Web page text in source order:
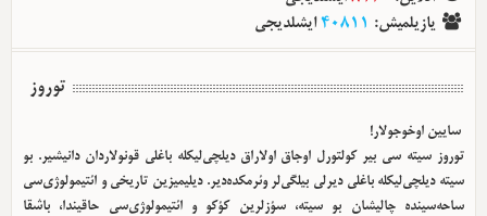
یازیلمیش:
40811ایشلدیجی
توروز
سایین اوخوجولار!
توروز سیته سی بیر کولتورل اوجاق اولا‌راق دیلچی‌لیکله باغلی قونولاردان دانیشیر. بو
سیته دیلچی‌لیکله باغلی دیرلی بیلگی‌لر وئرمکده‌دیر. دیلیمیزین تاریخی و ائتیمولوژی‌سی
ساحه‌سینده چالیشان بو سیته، سؤزلرین کؤکو و ائتیمولوژی‌سی حاقیندا، باشقا